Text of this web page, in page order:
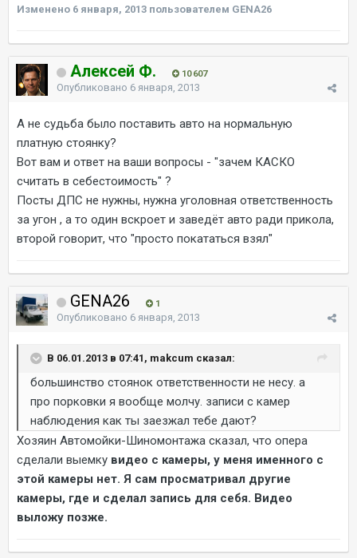
Изменено 6 января, 2013 пользователем GENA26
Алексей Ф. 10 607
Опубликовано 6 января, 2013
А не судьба было поставить авто на нормальную
платную стоянку?
Вот вам и ответ на ваши вопросы - "зачем КАСКО
считать в себестоимость" ?
Посты ДПС не нужны, нужна уголовная ответственность
за угон , а то один вскроет и заведёт авто ради прикола,
второй говорит, что "просто покататься взял"
GENA26 1
Опубликовано 6 января, 2013
В 06.01.2013 в 07:41, makcum сказал:
большинство стоянок ответственности не несу. а
про порковки я вообще молчу. записи с камер
наблюдения как ты заезжал тебе дают?
Хозяин Автомойки-Шиномонтажа сказал, что опера
сделали выемку видео с камеры, у меня именного с
этой камеры нет. Я сам просматривал другие
камеры, где и сделал запись для себя. Видео
выложу позже.